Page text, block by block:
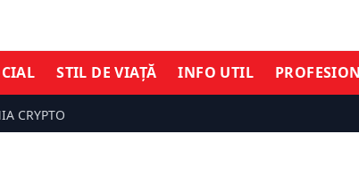
STIL DE VIAȚĂ INFO UTIL
CRYPTO